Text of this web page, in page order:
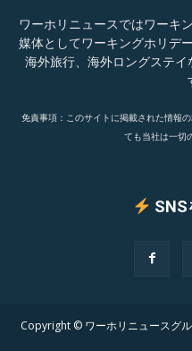
ワーホリニュースではワーキ
媒体としてワーキングホリデ
海外旅行、海外ロングステ
免責事項：このサイトに掲載された情報
ても当社は一切
SNS
Copyright © ワーホリニュースグ